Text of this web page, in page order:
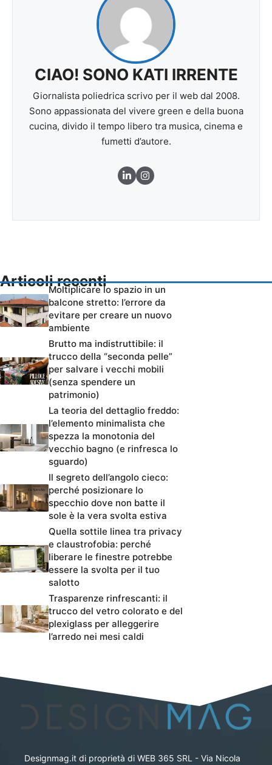
CIAO! SONO KATI IRRENTE
Giornalista poliedrica scrivo per il web dal 2008.
Sono appassionata del vivere green e della buona
cucina, divido il tempo libero tra musica, cinema e
fumetti d’autore.
Articoli recenti
Moltiplicare lo spazio in un
balcone stretto: l’errore da
evitare per creare un nuovo
ambiente
Brutto ma indistruttibile: il
trucco della “seconda pelle”
per salvare i vecchi mobili
(senza spendere un
patrimonio)
La teoria del dettaglio freddo:
l’elemento minimalista che
spezza la monotonia del
vecchio bagno (e rinfresca lo
sguardo)
Il segreto dell’angolo cieco:
perché posizionare lo
specchio dove non batte il
sole è la vera svolta estiva
Quella sottile linea tra privacy
e claustrofobia: perché
liberare le finestre potrebbe
essere la svolta per il tuo
salotto
Trasparenze rinfrescanti: il
trucco del vetro colorato e del
plexiglass per alleggerire
l’arredo nei mesi caldi
Designmag.it di proprietà di WEB 365 SRL - Via Nicola